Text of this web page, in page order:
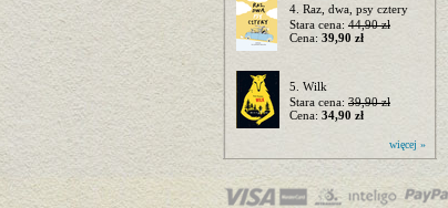
4. Raz, dwa, psy cztery
Stara cena: 44,90 zł
Cena: 39,90 zł
5. Wilk
Stara cena: 39,90 zł
Cena: 34,90 zł
więcej »